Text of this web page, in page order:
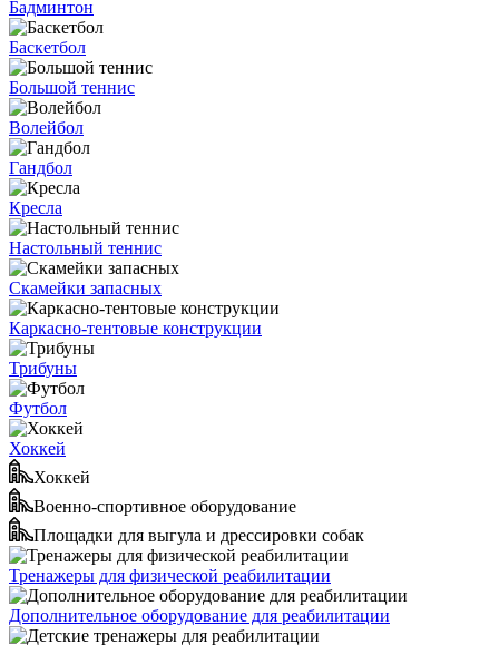
Бадминтон
Баскетбол
Большой теннис
Волейбол
Гандбол
Кресла
Настольный теннис
Скамейки запасных
Каркасно-тентовые конструкции
Трибуны
Футбол
Хоккей
Хоккей
Военно-спортивное оборудование
Площадки для выгула и дрессировки собак
Тренажеры для физической реабилитации
Дополнительное оборудование для реабилитации